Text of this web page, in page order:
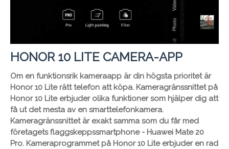
HONOR 10 LITE CAMERA-APP
Om en funktionsrik kameraapp är din högsta prioritet är
Honor 10 Lite rätt telefon att köpa. Kameragränssnittet på
Honor 10 Lite erbjuder olika funktioner som hjälper dig att
få ut det mesta av en smarttelefonkamera.
Kameragränssnittet är exakt samma som du får med
företagets flaggskeppssmartphone - Huawei Mate 20
Pro. Kameraprogrammet på Honor 10 Lite erbjuder en rad